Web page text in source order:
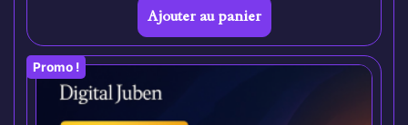
Ajouter au panier
Promo !